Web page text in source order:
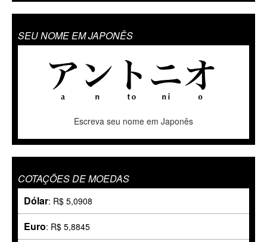
SEU NOME EM JAPONÊS
Escreva seu nome em Japonês
COTAÇÕES DE MOEDAS
Dólar: R$ 5,0908
Euro: R$ 5,8845